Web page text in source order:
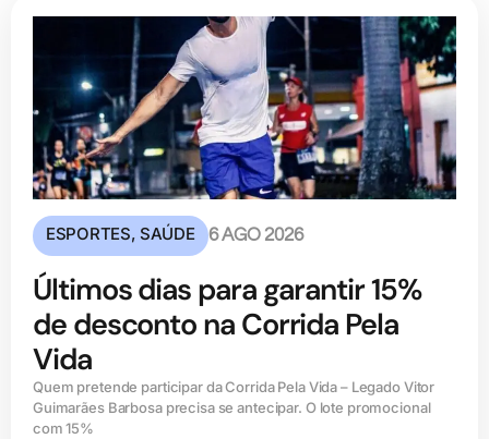
ESPORTES,SAÚDE 6 AGO 2026
Últimos dias para garantir 15%
de desconto na Corrida Pela
Vida
Quem pretende participar da Corrida Pela Vida – Legado Vitor
Guimarães Barbosa precisa se antecipar. O lote promocional
com 15%